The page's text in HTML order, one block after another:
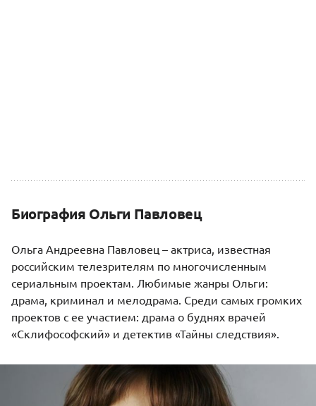
Биография Ольги Павловец
Ольга Андреевна Павловец – актриса, известная
российским телезрителям по многочисленным
сериальным проектам. Любимые жанры Ольги:
драма, криминал и мелодрама. Среди самых громких
проектов с ее участием: драма о буднях врачей
«Склифософский» и детектив «Тайны следствия».